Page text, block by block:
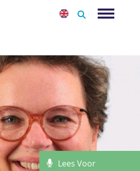
Toggle
Lees Voor